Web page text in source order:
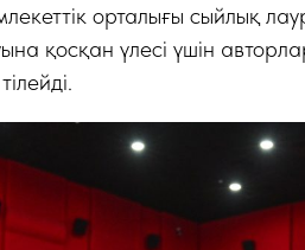
орталығы сыйлық
қосқан үлесі үшін